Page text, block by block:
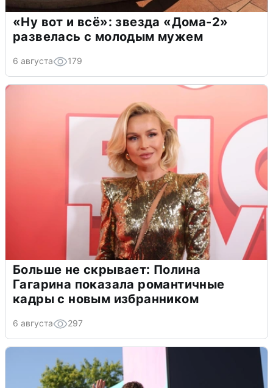
«Ну вот и всё»: звезда «Дома-2»
развелась с молодым мужем
6 августа 179
Больше не скрывает: Полина
Гагарина показала романтичные
кадры с новым избранником
6 августа 297